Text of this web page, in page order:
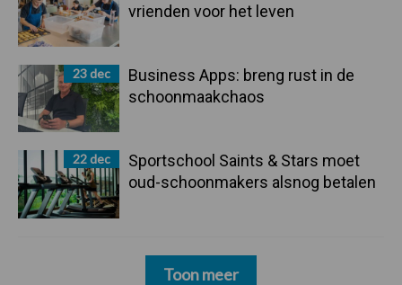
vrienden voor het leven
23 dec
Business Apps: breng rust in de
schoonmaakchaos
22 dec
Sportschool Saints & Stars moet
oud-schoonmakers alsnog betalen
Toon meer